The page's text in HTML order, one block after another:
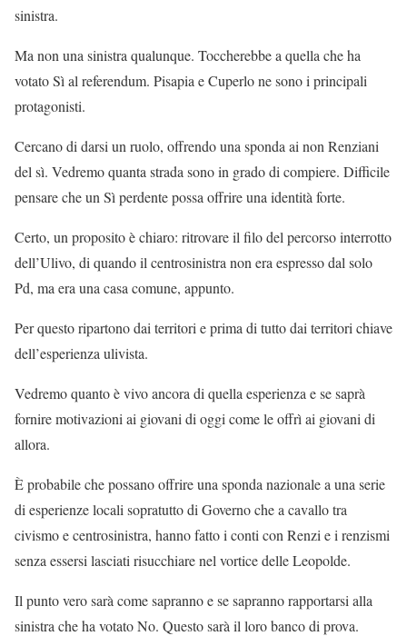
sinistra.
Ma non una sinistra qualunque. Toccherebbe a quella che ha
votato Sì al referendum. Pisapia e Cuperlo ne sono i principali
protagonisti.
Cercano di darsi un ruolo, offrendo una sponda ai non Renziani
del sì. Vedremo quanta strada sono in grado di compiere. Difficile
pensare che un Sì perdente possa offrire una identità forte.
Certo, un proposito è chiaro: ritrovare il filo del percorso interrotto
dell’Ulivo, di quando il centrosinistra non era espresso dal solo
Pd, ma era una casa comune, appunto.
Per questo ripartono dai territori e prima di tutto dai territori chiave
dell’esperienza ulivista.
Vedremo quanto è vivo ancora di quella esperienza e se saprà
fornire motivazioni ai giovani di oggi come le offrì ai giovani di
allora.
È probabile che possano offrire una sponda nazionale a una serie
di esperienze locali sopratutto di Governo che a cavallo tra
civismo e centrosinistra, hanno fatto i conti con Renzi e i renzismi
senza essersi lasciati risucchiare nel vortice delle Leopolde.
Il punto vero sarà come sapranno e se sapranno rapportarsi alla
sinistra che ha votato No. Questo sarà il loro banco di prova.